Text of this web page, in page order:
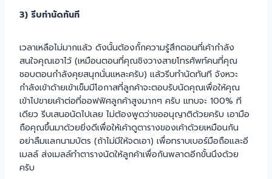
3) รีบทำนัดทันที
เวลาเหลือไม่มากแล้ว ดังนั้นต้องกั้กความรู้สึกตอนที่เค้ากำลัง
สนใจคุณเอาไว้ (เหมือนตอนที่คุณชิงวางสายโทรศัพท์คนที่คุณ
ชอบตอนกำลังคุยสนุกนั่นแหละครับ) แล้วรีบทำนัดทันที จังหวะ
กำลังเข้าด้ายเข้าเข็มมีโอกาสที่ลูกค้าจะตอบรับนัดคุณเพื่อให้คุณ
เข้าไปขายเค้าต่อที่ออฟฟิศลูกค้าสูงมากๆ ครับ แทบจะ 100% ที
เดียว รีบเสนอนัดไปเลย ไม่ต้องพูดว่าขออนุญาติด้วยครับ เอามือ
ถือคุณขึ้นมาด้วยยิ่งดีเพื่อให้เค้าดูตารางของเค้าด้วยเหมือนกัน
อย่าลืมแลกนามบัตร (ถ้าไม่มีให้จดเอา) เพื่อทราบเบอร์มือถือและอี
เมลล์ ส่งเมลล์ทำตารางนัดให้ลูกค้าเพื่อกันพลาดอีกขั้นนึงด้วย
ครับ